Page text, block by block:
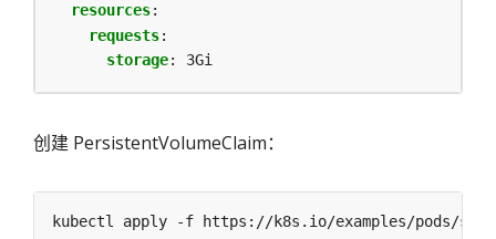
resources:
requests:
storage: 3Gi
创建 PersistentVolumeClaim：